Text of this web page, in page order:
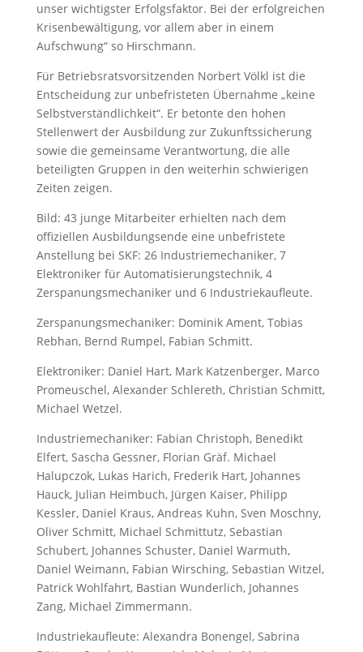
unser wichtigster Erfolgsfaktor. Bei der erfolgreichen
Krisenbewältigung, vor allem aber in einem
Aufschwung“ so Hirschmann.
Für Betriebsratsvorsitzenden Norbert Völkl ist die
Entscheidung zur unbefristeten Übernahme „keine
Selbstverständlichkeit“. Er betonte den hohen
Stellenwert der Ausbildung zur Zukunftssicherung
sowie die gemeinsame Verantwortung, die alle
beteiligten Gruppen in den weiterhin schwierigen
Zeiten zeigen.
Bild: 43 junge Mitarbeiter erhielten nach dem
offiziellen Ausbildungsende eine unbefristete
Anstellung bei SKF: 26 Industriemechaniker, 7
Elektroniker für Automatisierungstechnik, 4
Zerspanungsmechaniker und 6 Industriekaufleute.
Zerspanungsmechaniker: Dominik Ament, Tobias
Rebhan, Bernd Rumpel, Fabian Schmitt.
Elektroniker: Daniel Hart, Mark Katzenberger, Marco
Promeuschel, Alexander Schlereth, Christian Schmitt,
Michael Wetzel.
Industriemechaniker: Fabian Christoph, Benedikt
Elfert, Sascha Gessner, Florian Gräf. Michael
Halupczok, Lukas Harich, Frederik Hart, Johannes
Hauck, Julian Heimbuch, Jürgen Kaiser, Philipp
Kessler, Daniel Kraus, Andreas Kuhn, Sven Moschny,
Oliver Schmitt, Michael Schmittutz, Sebastian
Schubert, Johannes Schuster, Daniel Warmuth,
Daniel Weimann, Fabian Wirsching, Sebastian Witzel,
Patrick Wohlfahrt, Bastian Wunderlich, Johannes
Zang, Michael Zimmermann.
Industriekaufleute: Alexandra Bonengel, Sabrina